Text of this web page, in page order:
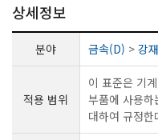
상세정보
분야 금속(D) > 강재
적용 범위
이 표준은 기
부품에 사용
대하여 규정한